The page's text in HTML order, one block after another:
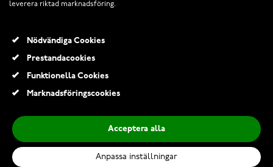
© 2026 Klockmagasinet.com
27 984,00 Kr
Lägg till i kundvagn
leverera riktad marknadsföring.
Nödvändiga Cookies
Prestandacookies
Funktionella Cookies
Marknadsföringscookies
Acceptera alla
Anpassa inställningar